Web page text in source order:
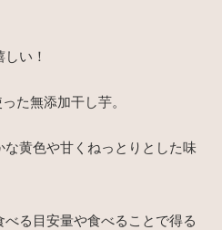
い！
た無添加干し芋。
黄色や甘くねっとりとした味
る目安量や食べることで得る